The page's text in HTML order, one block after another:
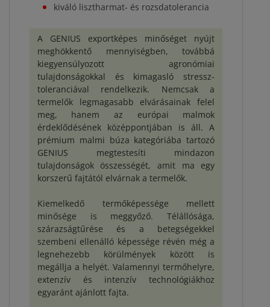
kiváló lisztharmat- és rozsdatolerancia
A GENIUS exportképes minőséget nyújt
meghökkentő mennyiségben, továbbá
kiegyensúlyozott agronómiai
tulajdonságokkal és kimagasló stressz-
toleranciával rendelkezik. Nemcsak a
termelők legmagasabb elvárásainak felel
meg, hanem az európai malmok
érdeklődésének középpontjában is áll. A
prémium malmi búza kategóriába tartozó
GENIUS megtestesíti mindazon
tulajdonságok összességét, amit ma egy
korszerű fajtától elvárnak a termelők.
Kiemelkedő termőképessége mellett
minősége is meggyőző. Télállósága,
szárazságtűrése és a betegségekkel
szembeni ellenálló képessége révén még a
legnehezebb körülmények között is
megállja a helyét. Valamennyi termőhelyre,
extenzív és intenzív technológiákhoz
egyaránt ajánlott fajta.